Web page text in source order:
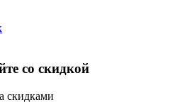
со скидкой
скидками